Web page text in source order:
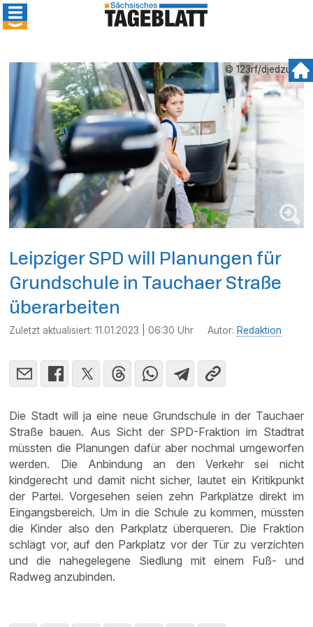
© 123rf/djedzura
Leipziger SPD will Planungen für
Grundschule in Tauchaer Straße
überarbeiten
Zuletzt aktualisiert:11.01.2023 | 06:30 Uhr Autor: Redaktion
Die Stadt will ja eine neue Grundschule in der Tauchaer
Straße bauen. Aus Sicht der SPD-Fraktion im Stadtrat
müssten die Planungen dafür aber nochmal umgeworfen
werden. Die Anbindung an den Verkehr sei nicht
kindgerecht und damit nicht sicher, lautet ein Kritikpunkt
der Partei. Vorgesehen seien zehn Parkplätze direkt im
Eingangsbereich. Um in die Schule zu kommen, müssten
die Kinder also den Parkplatz überqueren. Die Fraktion
schlägt vor, auf den Parkplatz vor der Tür zu verzichten
und die nahegelegene Siedlung mit einem Fuß- und
Radweg anzubinden.